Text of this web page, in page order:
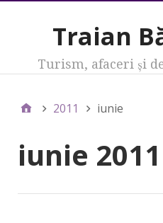
Traian
Turism, afaceri şi
2011 iunie
iunie 2011